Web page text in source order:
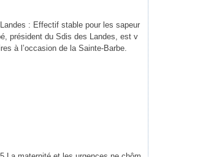
: Effectif stable pour les sapeur
président du Sdis des Landes, est v
à l’occasion de la Sainte-Barbe.